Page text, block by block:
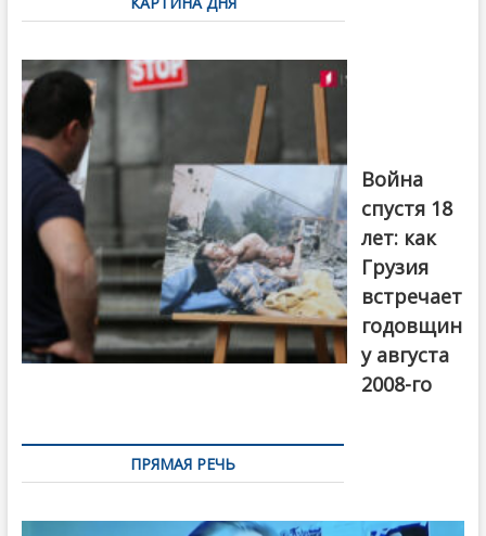
записям
Первый канал
Война
спустя 18
лет: как
Грузия
встречает
годовщин
у августа
2008-го
ПРЯМАЯ РЕЧЬ